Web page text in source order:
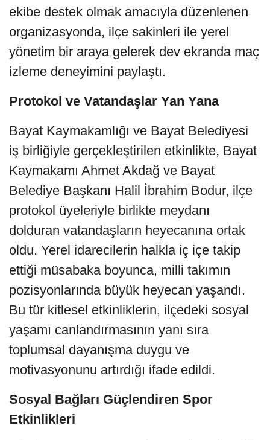
ekibe destek olmak amacıyla düzenlenen
organizasyonda, ilçe sakinleri ile yerel
yönetim bir araya gelerek dev ekranda maç
izleme deneyimini paylaştı.
Protokol ve Vatandaşlar Yan Yana
Bayat Kaymakamlığı ve Bayat Belediyesi
iş birliğiyle gerçekleştirilen etkinlikte, Bayat
Kaymakamı Ahmet Akdağ ve Bayat
Belediye Başkanı Halil İbrahim Bodur, ilçe
protokol üyeleriyle birlikte meydanı
dolduran vatandaşların heyecanına ortak
oldu. Yerel idarecilerin halkla iç içe takip
ettiği müsabaka boyunca, milli takımın
pozisyonlarında büyük heyecan yaşandı.
Bu tür kitlesel etkinliklerin, ilçedeki sosyal
yaşamı canlandırmasının yanı sıra
toplumsal dayanışma duygu ve
motivasyonunu artırdığı ifade edildi.
Sosyal Bağları Güçlendiren Spor
Etkinlikleri